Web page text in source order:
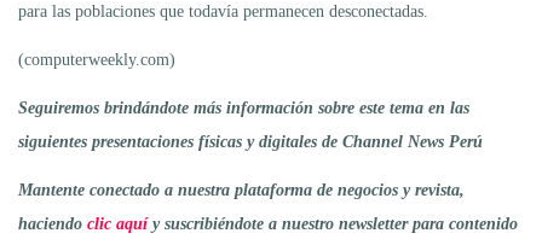
para las poblaciones que todavía permanecen desconectadas.
(computerweekly.com)
Seguiremos brindándote más información sobre este tema en las
siguientes presentaciones físicas y digitales de Channel News Perú
Mantente conectado a nuestra plataforma de negocios y revista,
haciendo clic aquíy suscribiéndote a nuestro newsletter para contenido